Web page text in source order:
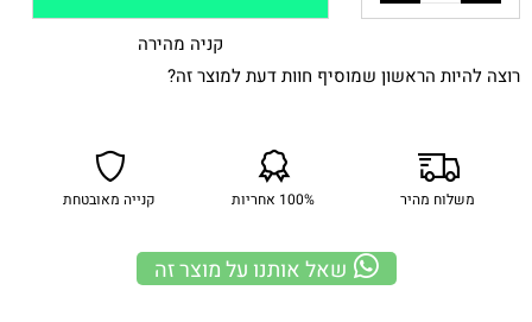
קניה מהירה
רוצה להיות הראשון שמוסיף חוות דעת למוצר זה?
משלוח מהיר 100% אחריות קנייה מאובטחת
שאל אותנו על מוצר זה